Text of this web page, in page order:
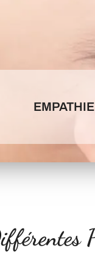
EMPATHIE